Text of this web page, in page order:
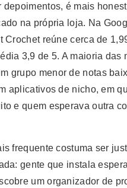
depoimentos, é mais
na própria loja. Na
Crochet reúne cerca de
3,9 de 5. A maioria das
grupo menor de notas
aplicativos de nicho, em
e quem esperava outra
frequente costuma ser
gente que instala
um organizador de